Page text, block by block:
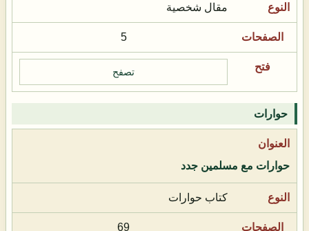
مقال شخصية
5
تصفح
حوارات
حوارات مع مسلمين جدد
كتاب حوارات
69